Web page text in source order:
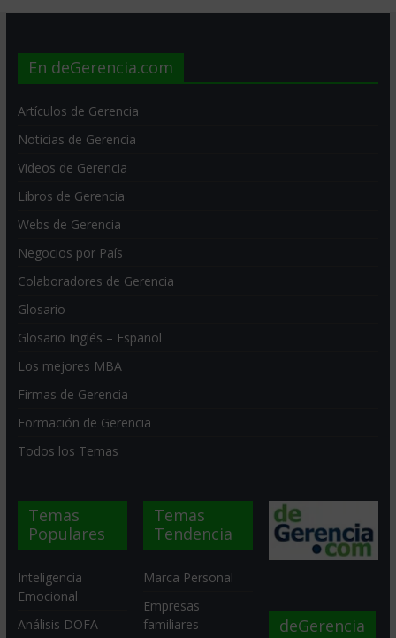
En deGerencia.com
Artículos de Gerencia
Noticias de Gerencia
Videos de Gerencia
Libros de Gerencia
Webs de Gerencia
Negocios por País
Colaboradores de Gerencia
Glosario
Glosario Inglés – Español
Los mejores MBA
Firmas de Gerencia
Formación de Gerencia
Todos los Temas
Temas
Populares
Inteligencia
Emocional
Análisis DOFA
Temas
Tendencia
Marca Personal
Empresas
familiares
deGerencia